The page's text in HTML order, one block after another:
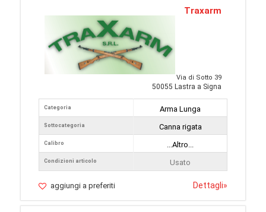
Traxarm
Via di Sotto 39
50055 Lastra a Signa
Categoria
Sottocategoria
Calibro
Condizioni articolo
Arma Lunga
Canna rigata
...Altro...
Usato
aggiungi a preferiti Dettagli»